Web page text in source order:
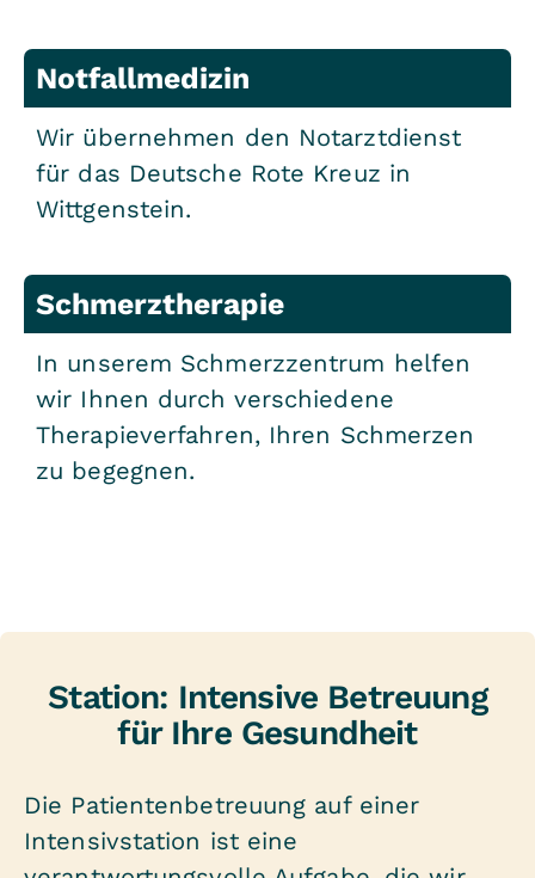
Notfallmedizin
Wir übernehmen den Notarztdienst
für das Deutsche Rote Kreuz in
Wittgenstein.
Schmerztherapie
In unserem Schmerzzentrum helfen
wir Ihnen durch verschiedene
Therapieverfahren, Ihren Schmerzen
zu begegnen.
Station: Intensive Betreuung
für Ihre Gesundheit
Die Patientenbetreuung auf einer
Intensivstation ist eine